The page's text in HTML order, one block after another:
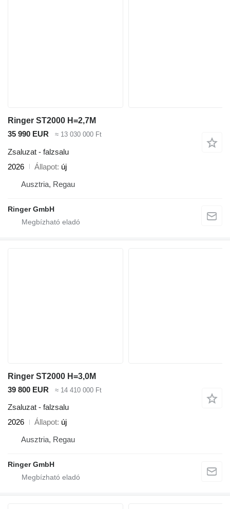
Ringer ST2000 H=2,7M
35 990 EUR
≈ 13 030 000 Ft
Zsaluzat - falzsalu
2026
Állapot új
Ausztria, Regau
Ringer GmbH
Ringer ST2000 H=3,0M
39 800 EUR
≈ 14 410 000 Ft
Zsaluzat - falzsalu
2026
Állapot új
Ausztria, Regau
Ringer GmbH